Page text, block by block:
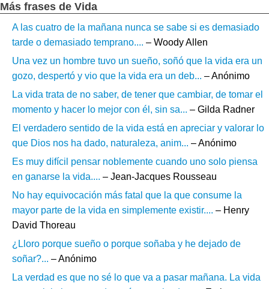
Más frases de Vida
A las cuatro de la mañana nunca se sabe si es demasiado
tarde o demasiado temprano.... – Woody Allen
Una vez un hombre tuvo un sueño, soñó que la vida era un
gozo, despertó y vio que la vida era un deb... – Anónimo
La vida trata de no saber, de tener que cambiar, de tomar el
momento y hacer lo mejor con él, sin sa... – Gilda Radner
El verdadero sentido de la vida está en apreciar y valorar lo
que Dios nos ha dado, naturaleza, anim... – Anónimo
Es muy difícil pensar noblemente cuando uno solo piensa
en ganarse la vida.... – Jean-Jacques Rousseau
No hay equivocación más fatal que la que consume la
mayor parte de la vida en simplemente existir.... – Henry
David Thoreau
¿Lloro porque sueño o porque soñaba y he dejado de
soñar?... – Anónimo
La verdad es que no sé lo que va a pasar mañana. La vida